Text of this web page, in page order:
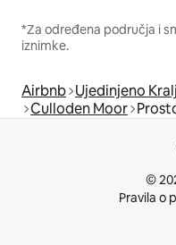
*Za određena područja i
iznimke.
Airbnb Ujedinjeno
Culloden Moor
©
Pravila o